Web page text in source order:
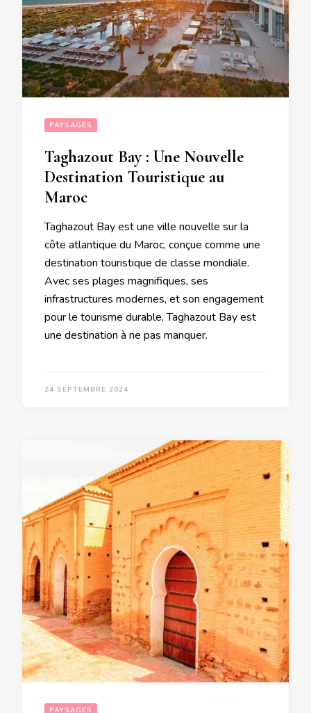
PAYSAGES
Taghazout Bay : Une Nouvelle
Destination Touristique au
Maroc
Taghazout Bay est une ville nouvelle sur la
côte atlantique du Maroc, conçue comme une
destination touristique de classe mondiale.
Avec ses plages magnifiques, ses
infrastructures modernes, et son engagement
pour le tourisme durable, Taghazout Bay est
une destination à ne pas manquer.
24 SEPTEMBRE 2024
PAYSAGES